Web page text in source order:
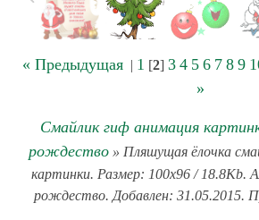
« Предыдущая | 1 [2] 3 4 5 6 7 8 9
»
Смайлик гиф анимация
рождество » Пляшущая ёлочка
картинки. Размер: 100x96 / 18.8Kb.
рождество. Добавлен: 31.05.2015.